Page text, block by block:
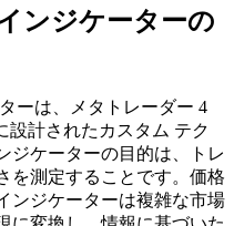
ンジケーターの
ーは、メタトレーダー 4
設計されたカスタム テク
ジケーターの目的は、トレ
を測定することです。価格
ンジケーターは複雑な市場